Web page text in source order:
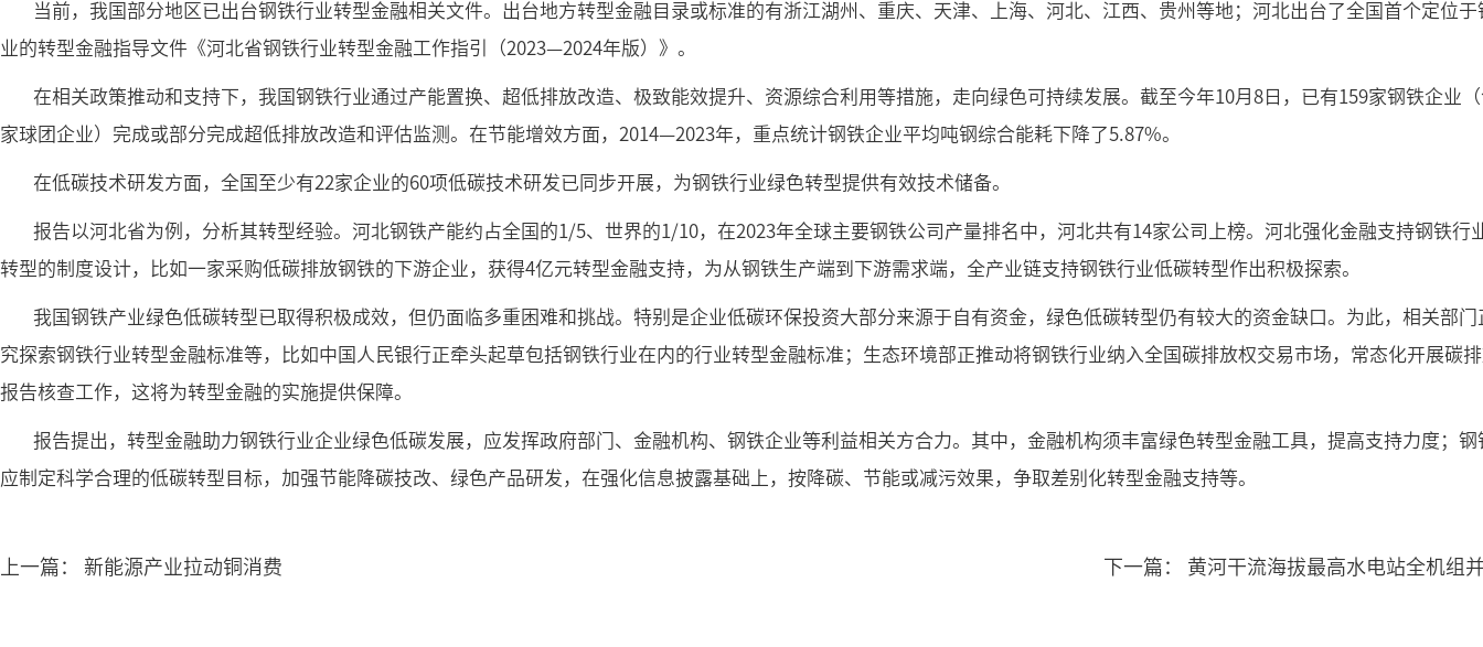
当前，我国部分地区已出台钢铁行业转型金融相关文件。出台地方转型金融目录或标准的有浙江湖州、重庆、天津、上海、河北、江西、贵州等地；河北出台了全国首个定位于
业的转型金融指导文件《河北省钢铁行业转型金融工作指引（2023—2024年版）》。
在相关政策推动和支持下，我国钢铁行业通过产能置换、超低排放改造、极致能效提升、资源综合利用等措施，走向绿色可持续发展。截至今年10月8日，已有159家钢铁企业
家球团企业）完成或部分完成超低排放改造和评估监测。在节能增效方面，2014—2023年，重点统计钢铁企业平均吨钢综合能耗下降了5.87%。
在低碳技术研发方面，全国至少有22家企业的60项低碳技术研发已同步开展，为钢铁行业绿色转型提供有效技术储备。
报告以河北省为例，分析其转型经验。河北钢铁产能约占全国的1/5、世界的1/10，在2023年全球主要钢铁公司产量排名中，河北共有14家公司上榜。河北强化金融支持钢铁行
转型的制度设计，比如一家采购低碳排放钢铁的下游企业，获得4亿元转型金融支持，为从钢铁生产端到下游需求端，全产业链支持钢铁行业低碳转型作出积极探索。
我国钢铁产业绿色低碳转型已取得积极成效，但仍面临多重困难和挑战。特别是企业低碳环保投资大部分来源于自有资金，绿色低碳转型仍有较大的资金缺口。为此，相关部门
究探索钢铁行业转型金融标准等，比如中国人民银行正牵头起草包括钢铁行业在内的行业转型金融标准；生态环境部正推动将钢铁行业纳入全国碳排放权交易市场，常态化开展碳
报告核查工作，这将为转型金融的实施提供保障。
报告提出，转型金融助力钢铁行业企业绿色低碳发展，应发挥政府部门、金融机构、钢铁企业等利益相关方合力。其中，金融机构须丰富绿色转型金融工具，提高支持力度；钢
应制定科学合理的低碳转型目标，加强节能降碳技改、绿色产品研发，在强化信息披露基础上，按降碳、节能或减污效果，争取差别化转型金融支持等。
上一篇： 新能源产业拉动铜消费 下一篇： 黄河干流海拔最高水电站全机组